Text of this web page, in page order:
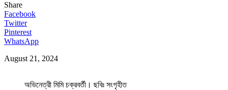
Share
Facebook
Twitter
Pinterest
WhatsApp
August 21, 2024
অভিনেত্রী মিমি চক্রবর্তী। ছবিঃ সংগৃহীত